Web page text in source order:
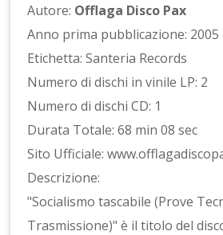
Autore: Offlaga Disco Pax
Anno prima pubblicazione: 2005
Etichetta: Santeria Records
Numero di dischi in vinile LP: 2
Numero di dischi CD: 1
Durata Totale: 68 min 08 sec
Sito Ufficiale:
Descrizione:
"Socialismo tascabile (Prove
Trasmissione)" è il titolo del